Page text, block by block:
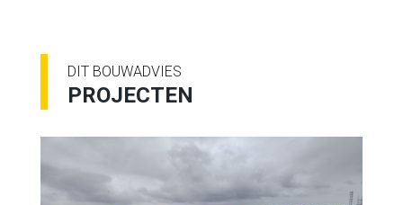
DIT BOUWADVIES
PROJECTEN